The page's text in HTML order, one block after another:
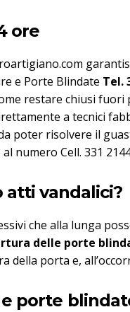
ore
e Porte Blindate Tel.
restare chiusi
a tecnici
poter risolvere il
numero Cell. 331
atti vandalici?
che alla lunga
delle porte
della porta e,
porte